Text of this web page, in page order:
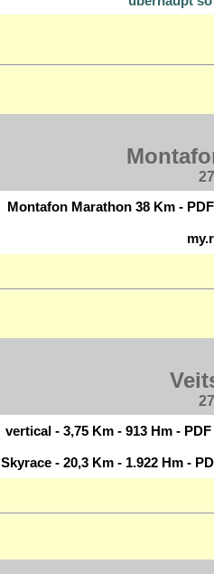
Montafon Marathon 38 Km - PDF
vertical - 3,75 Km - 913 Hm - PDF
Skyrace - 20,3 Km - 1.922 Hm -